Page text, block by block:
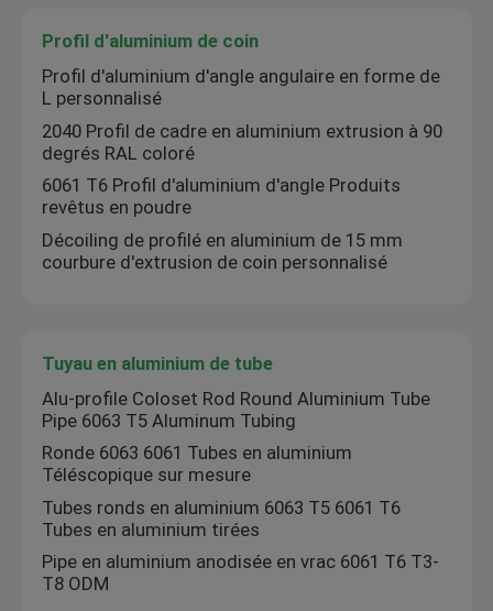
Profil de bande LED en aluminium
Profil de la jupe en aluminium
Échelle télescopique en aluminium
Profil d'aluminium de coin
Fabricants de portes et fenêtres en aluminium
Profil de fente en aluminium en T
Éclairage sur rail magnétique à DEL
Pièces en aluminium CNC
Profil d'aluminium de coin
Profil d'aluminium d'angle angulaire en forme de
L personnalisé
2040 Profil de cadre en aluminium extrusion à 90
degrés RAL coloré
6061 T6 Profil d'aluminium d'angle Produits
revêtus en poudre
Décoiling de profilé en aluminium de 15 mm
courbure d'extrusion de coin personnalisé
Tuyau en aluminium de tube
Alu-profile Coloset Rod Round Aluminium Tube
Pipe 6063 T5 Aluminum Tubing
Ronde 6063 6061 Tubes en aluminium
Téléscopique sur mesure
Tubes ronds en aluminium 6063 T5 6061 T6
Tubes en aluminium tirées
Pipe en aluminium anodisée en vrac 6061 T6 T3-
T8 ODM